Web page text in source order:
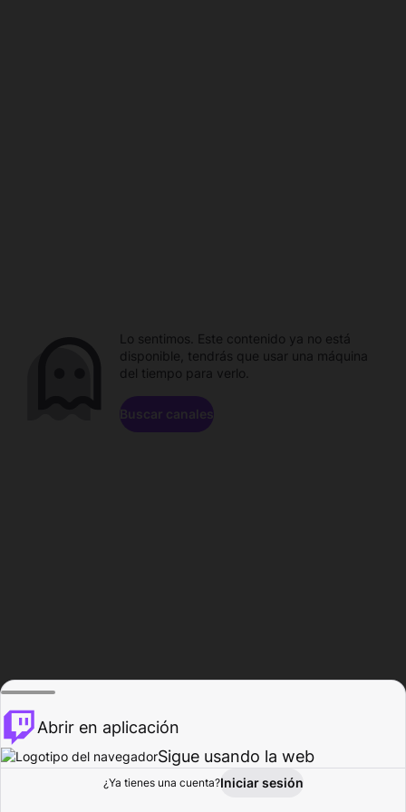
Explorar Actividad
Lo sentimos. Este contenido ya no está
disponible, tendrás que usar una máquina
del tiempo para verlo.
Buscar canales
Abrir en aplicación
Sigue usando la web
¿Ya tienes una cuenta?Iniciar sesión